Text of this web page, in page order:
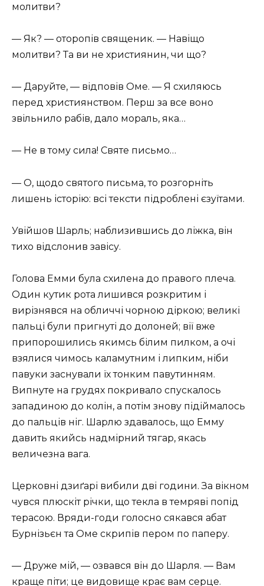
молитви?
— Як? — оторопів священик. — Навіщо
молитви? Та ви не християнин, чи що?
— Даруйте, — відповів Оме. — Я схиляюсь
перед християнством. Перш за все воно
звільнило рабів, дало мораль, яка…
— Не в тому сила! Святе письмо…
— О, щодо святого письма, то розгорніть
лишень історію: всі тексти підроблені єзуїтами.
Увійшов Шарль; наблизившись до ліжка, він
тихо відслонив завісу.
Голова Емми була схилена до правого плеча.
Один кутик рота лишився розкритим і
вирізнявся на обличчі чорною діркою; великі
пальці були пригнуті до долоней; вії вже
припорошились якимсь білим пилком, а очі
взялися чимось каламутним і липким, ніби
павуки заснували їх тонким павутинням.
Випнуте на грудях покривало спускалось
западиною до колін, а потім знову підіймалось
до пальців ніг. Шарлю здавалось, що Емму
давить якийсь надмірний тягар, якась
величезна вага.
Церковні дзиґарі вибили дві години. За вікном
чувся плюскіт річки, що текла в темряві попід
терасою. Вряди-годи голосно сякався абат
Бурнізьєн та Оме скрипів пером по паперу.
— Друже мій, — озвався він до Шарля. — Вам
краще піти; це видовище крає вам серце.